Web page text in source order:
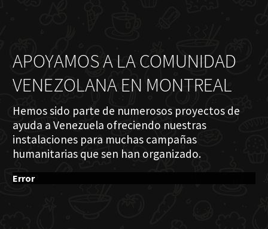
APOYAMOS A LA COMUNIDAD
VENEZOLANA EN MONTREAL
Hemos sido parte de numerosos proyectos de
ayuda a Venezuela ofreciendo nuestras
instalaciones para muchas campañas
humanitarias que sen han organizado.
Error